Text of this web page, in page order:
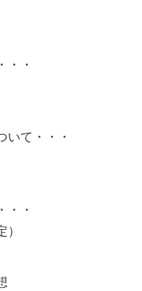
・・
いて・・・
・・
）